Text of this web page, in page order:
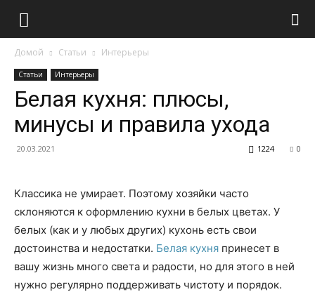
Домой Статьи Интерьеры
Статьи Интерьеры
Белая кухня: плюсы,
минусы и правила ухода
20.03.2021 0
1224
Классика не умирает. Поэтому хозяйки часто
склоняются к оформлению кухни в белых цветах. У
белых (как и у любых других) кухонь есть свои
достоинства и недостатки. Белая кухня принесет в
вашу жизнь много света и радости, но для этого в ней
нужно регулярно поддерживать чистоту и порядок.